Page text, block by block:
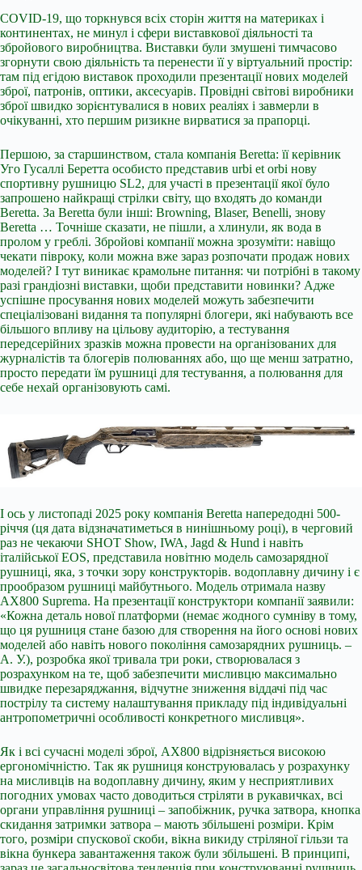
COVID-19, що торкнувся всіх сторін життя на материках і
континентах, не минул і сфери виставкової діяльності та
збройового виробництва. Виставки були змушені тимчасово
згорнути свою діяльність та перенести її у віртуальний простір:
там під егідою виставок проходили презентації нових моделей
зброї, патронів, оптики, аксесуарів. Провідні світові виробники
зброї швидко зорієнтувалися в нових реаліях і завмерли в
очікуванні, хто першим ризикне вирватися за прапорці.
Першою, за старшинством, стала компанія Beretta: її керівник
Уго Гусаллі Беретта особисто представив urbi et orbi нову
спортивну рушницю SL2, для участі в презентації якої було
запрошено найкращі стрілки світу, що входять до команди
Beretta. За Beretta були інші: Browning, Blaser, Benelli, знову
Beretta … Точніше сказати, не пішли, а хлинули, як вода в
пролом у греблі. Збройові компанії можна зрозуміти: навіщо
чекати півроку, коли можна вже зараз розпочати продаж нових
моделей? І тут виникає крамольне питання: чи потрібні в такому
разі грандіозні виставки, щоби представити новинки? Адже
успішне просування нових моделей можуть забезпечити
спеціалізовані видання та популярні блогери, які набувають все
більшого впливу на цільову аудиторію, а тестування
передсерійних зразків можна провести на організованих для
журналістів та блогерів полюваннях або, що ще менш затратно,
просто передати їм рушниці для тестування, а полювання для
себе нехай організовують самі.
І ось у листопаді 2025 року компанія Beretta напередодні 500-
річчя (ця дата відзначатиметься в нинішньому році), в черговий
раз не чекаючи SHOT Show, IWA, Jagd & Hund і навіть
італійської EOS, представила новітню модель самозарядної
рушниці, яка, з точки зору конструкторів. водоплавну дичину і є
прообразом рушниці майбутнього. Модель отримала назву
AX800 Suprema. На презентації конструктори компанії заявили:
«Кожна деталь нової платформи (немає жодного сумніву в тому,
що ця рушниця стане базою для створення на його основі нових
моделей або навіть нового покоління самозарядних рушниць. –
А. У.), розробка якої тривала три роки, створювалася з
розрахунком на те, щоб забезпечити мисливцю максимально
швидке перезаряджання, відчутне зниження віддачі під час
пострілу та систему налаштування прикладу під індивідуальні
антропометричні особливості конкретного мисливця».
Як і всі сучасні моделі зброї, AX800 відрізняється високою
ергономічністю. Так як рушниця конструювалась у розрахунку
на мисливців на водоплавну дичину, яким у несприятливих
погодних умовах часто доводиться стріляти в рукавичках, всі
органи управління рушниці – запобіжник, ручка затвора, кнопка
скидання затримки затвора – мають збільшені розміри. Крім
того, розміри спускової скоби, вікна викиду стріляної гільзи та
вікна бункера завантаження також були збільшені. В принципі,